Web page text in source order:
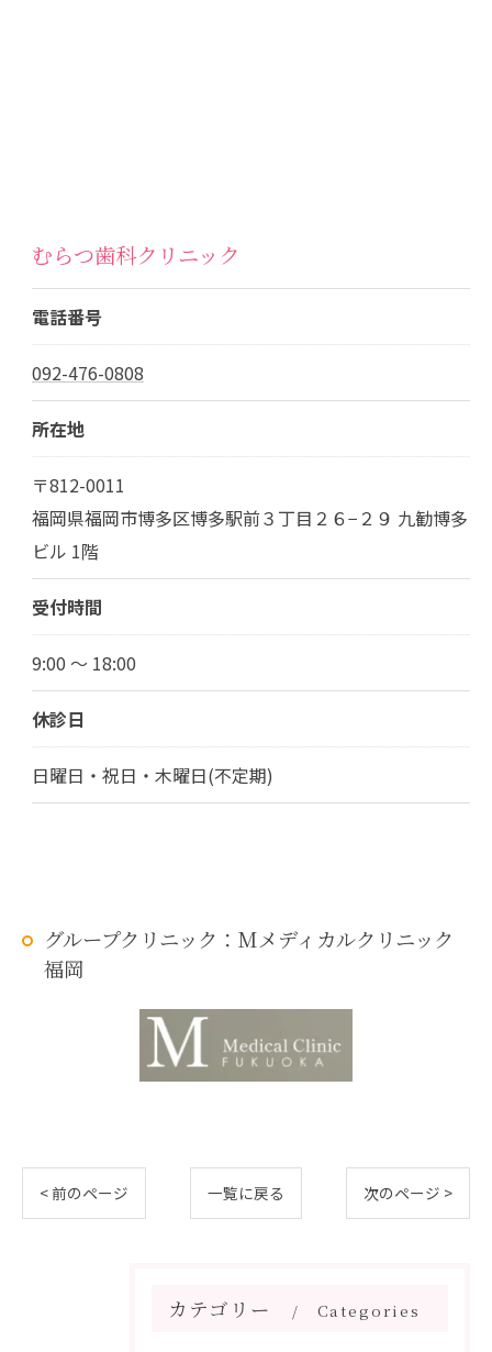
むらつ歯科クリニック
電話番号
092-476-0808
所在地
〒812-0011
福岡県福岡市博多区博多駅前３丁目２６−２９ 九勧博多
ビル 1階
受付時間
9:00 ～ 18:00
休診日
日曜日・祝日・木曜日(不定期)
グループクリニック：Mメディカルクリニック
福岡
< 前のページ 一覧に戻る 次のページ >
カテゴリー Categories